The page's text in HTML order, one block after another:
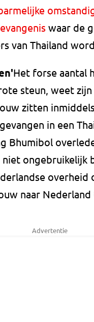
waar de
van Thailand
Het forse aantal
steun, weet
zitten
in een
Bhumibol
ongebruikelijk
overheid
naar Nederland
Advertentie